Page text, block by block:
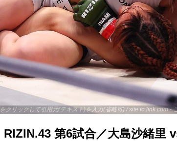
クリックして引用元(テキスト)を入力(省略可) / site.to.link.com -
RIZIN.43 第6試合／大島沙緒里